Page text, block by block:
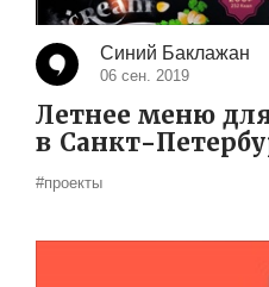
Синий Баклажан
06 сен. 2019
Летнее меню
в Санкт-
#проекты